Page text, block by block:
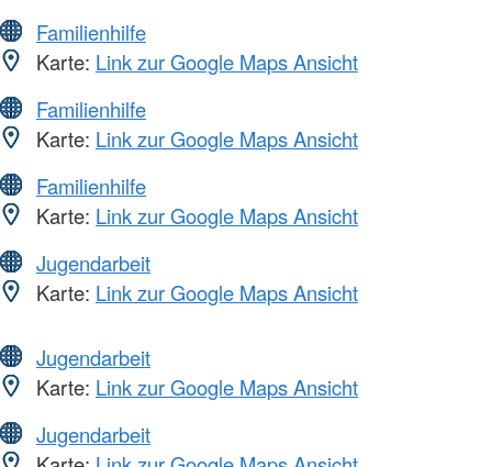
Familienhilfe
Karte: Link zur Google Maps Ansicht
Familienhilfe
Karte: Link zur Google Maps Ansicht
Familienhilfe
Karte: Link zur Google Maps Ansicht
Jugendarbeit
Karte: Link zur Google Maps Ansicht
Jugendarbeit
Karte: Link zur Google Maps Ansicht
Jugendarbeit